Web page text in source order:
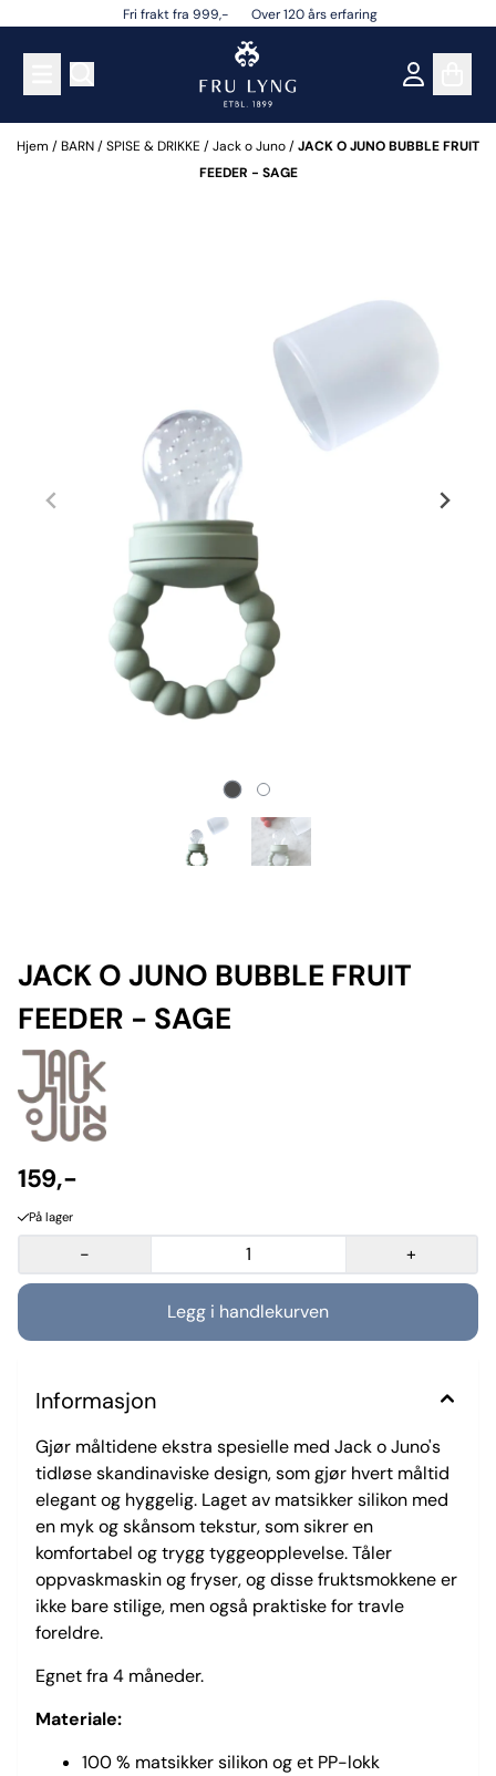
Hopp til innholdFri frakt fra 999,- Over 120 års erfaring
Hjem /BARN/SPISE & DRIKKE /Jack o Juno/JACK O JUNO BUBBLE FRUIT
FEEDER - SAGE
JACK O JUNO BUBBLE FRUIT
FEEDER - SAGE
159,-
På lager
- +
Informasjon
Gjør måltidene ekstra spesielle med Jack o Juno's
tidløse skandinaviske design, som gjør hvert måltid
elegant og hyggelig. Laget av matsikker silikon med
en myk og skånsom tekstur, som sikrer en
komfortabel og trygg tyggeopplevelse. Tåler
oppvaskmaskin og fryser, og disse fruktsmokkene er
ikke bare stilige, men også praktiske for travle
foreldre.
Egnet fra 4 måneder.
Materiale:
100 % matsikker silikon og et PP-lokk